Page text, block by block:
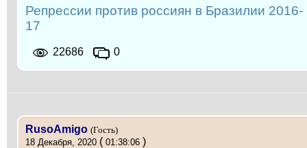
Репрессии против россиян в Бразилии 2016-
17
22686 0
RusoAmigo (Гость)
18 Декабря, 2020 ( 01:38:06 )